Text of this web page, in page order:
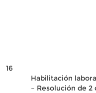
16
Habilitación
– Resolución de